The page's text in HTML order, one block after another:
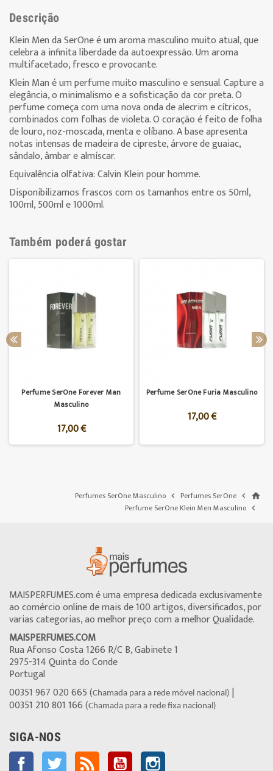
Descrição
Klein Men da SerOne é um aroma masculino muito atual, que
celebra a infinita liberdade da autoexpressão. Um aroma
multifacetado, fresco e provocante.
Klein Man é um perfume muito masculino e sensual. Capture a
elegância, o minimalismo e a sofisticação da cor preta. O
perfume começa com uma nova onda de alecrim e cítricos,
combinados com folhas de violeta. O coração é feito de folha
de louro, noz-moscada, menta e olíbano. A base apresenta
notas intensas de madeira de cipreste, árvore de guaiac,
sândalo, âmbar e almíscar.
Equivalência olfativa: Calvin Klein pour homme.
Disponibilizamos frascos com os tamanhos entre os 50ml,
100ml, 500ml e 1000ml.
Também poderá gostar
Perfume SerOne Forever Man
Masculino
17,00 €
Perfume SerOne Furia Masculino
17,00 €
home

Perfumes SerOne

Perfumes SerOne Masculino

Perfume SerOne Klein Men Masculino
MAISPERFUMES.com é uma empresa dedicada exclusivamente
ao comércio online de mais de 100 artigos, diversificados, por
varias categorias, ao melhor preço com a melhor Qualidade.
MAISPERFUMES.COM
Rua Afonso Costa 1266 R/C B, Gabinete 1
2975-314 Quinta do Conde
Portugal
00351 967 020 665 (Chamada para a rede móvel nacional) |
00351 210 801 166 (Chamada para a rede fixa nacional)
SIGA-NOS
Facebook Twitter Rss YouTube